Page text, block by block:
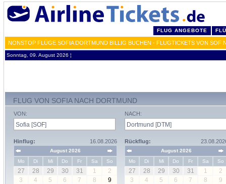
FLUG ANGEBOTE
NONSTOP FLÜGE SOFIA DORTMUND BILLIG BUCHEN - FLUGTICKETS VON SOF
Sonntag, 09. August 2026 ¦
FLUG VON SOFIA NACH DORTMUND
VON:
Hinflug: 16.08.2026
August 2026
Mo
Di Mi Do Fr Sa So
27 28 29 30 31 1
2
3
4 5 6 7 8
9
NACH:
Rückflug:
August 2026
Mo
Di Mi Do Fr Sa So
27 28 29 30 31 1
2
3
4 5 6 7 8
9